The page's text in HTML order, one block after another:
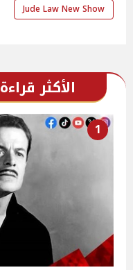
Jude Law New Show
الأكثر قراءة
1